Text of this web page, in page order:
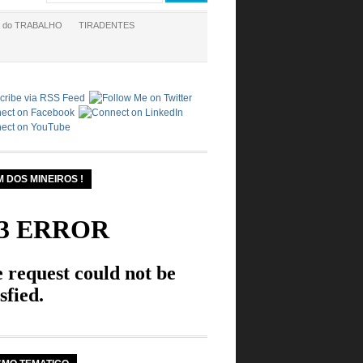
do TRABALHO TIRADENTES
DOS MINEIROS !